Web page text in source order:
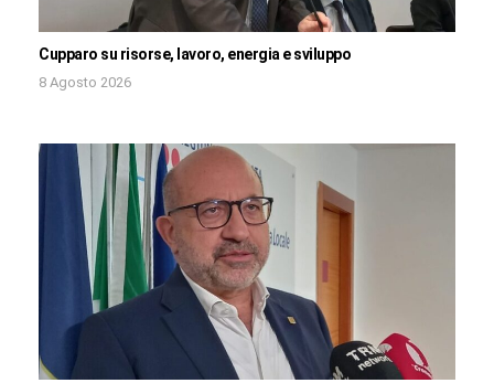
Cupparo su risorse, lavoro, energia e sviluppo
8 Agosto 2026